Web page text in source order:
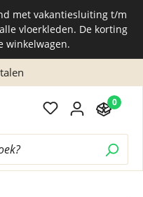
met vakantiesluiting t/m
vloerkleden. De korting
winkelwagen.
0